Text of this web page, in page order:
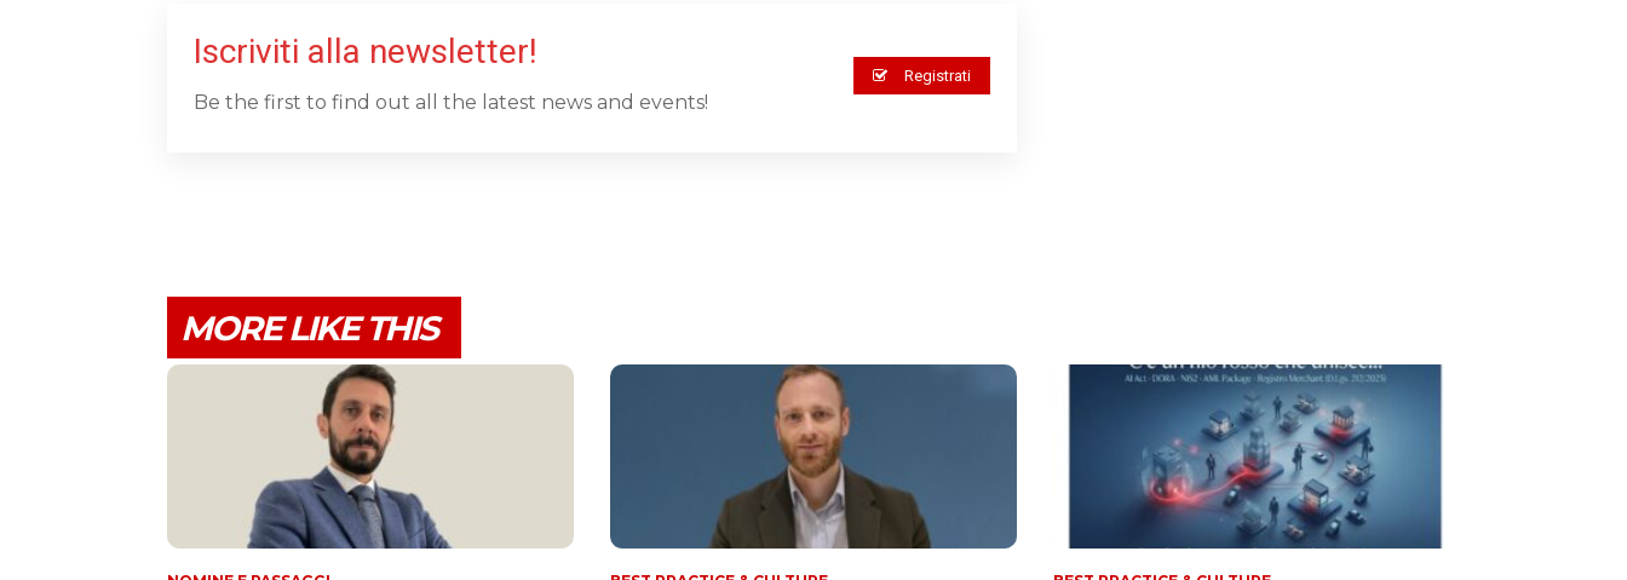
Iscriviti alla newsletter!
Be the first to find out all the latest news and events!
Registrati
MORE LIKE THIS